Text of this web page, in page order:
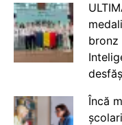
bronz
Încă